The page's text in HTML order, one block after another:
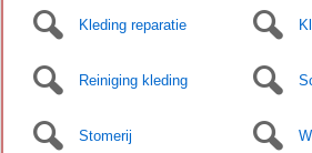
Kleding reparatie
Reiniging kleding
Stomerij